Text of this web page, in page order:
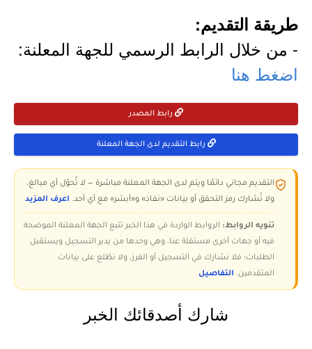
طريقة التقديم:
- من خلال الرابط الرسمي للجهة المعلنة:
اضغط هنا
رابط المصدر
رابط التقديم لدى الجهة المعلنة
التقديم مجاني دائمًا ويتم لدى الجهة المعلنة مباشرة — لا تُحوّل أي مبالغ،
ولا تُشارك رمز التحقق أو بيانات «نفاذ» و«أبشر» مع أي أحد. اعرف المزيد
تنويه الروابط: الروابط الواردة في هذا الخبر تتبع الجهة المعلنة الموضحة
فيه أو جهات أخرى مستقلة عنا، وهي وحدها من يدير التسجيل ويستقبل
الطلبات؛ فلا نشارك في التسجيل أو الفرز، ولا نطّلع على بيانات
المتقدمين. التفاصيل
شارك أصدقائك الخبر